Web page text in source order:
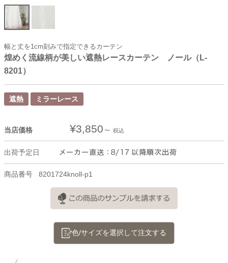
幅と丈を1cm刻みで指定できるカーテン
煌めく流線柄が美しい遮熱レースカーテン ノール（L-
8201）
遮熱 ミラーレース
当店価格 ¥3,850 税込
出荷予定日
商品番号 8201724knoll-p1
色/サイズを選択して注文する